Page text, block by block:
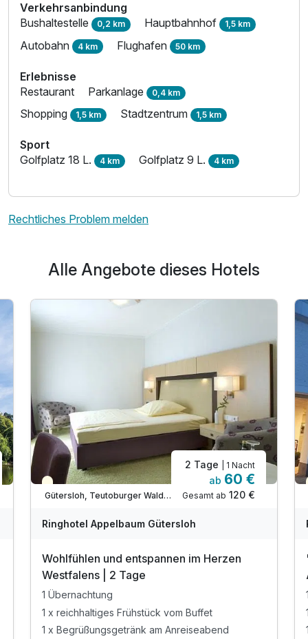
Verkehrsanbindung
Bushaltestelle 0,2 km Hauptbahnhof 1,5 km
Autobahn 4 km Flughafen 50 km
Erlebnisse
Restaurant
Parkanlage 0,4 km
Shopping 1,5 km Stadtzentrum 1,5 km
Sport
Golfplatz 18 L. 4 km Golfplatz 9 L. 4 km
Rechtliches Problem melden
Alle Angebote dieses Hotels
Teilweise ausgelastet
Gütersloh, Teutoburger Wald / Ostwestfalen
2 Tage | 1 Nacht
ab 60 €
Gesamt ab 120 €
Ringhotel Appelbaum Gütersloh
Wohlfühlen und entspannen im Herzen
Westfalens | 2 Tage
1 Übernachtung
1 x reichhaltiges Frühstück vom Buffet
1 x Begrüßungsgetränk am Anreiseabend